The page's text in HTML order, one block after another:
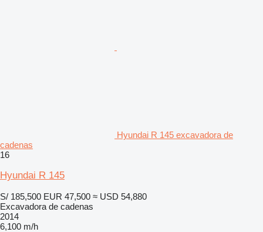
Hyundai R 145 excavadora de
cadenas
16
Hyundai R 145
S/ 185,500 EUR 47,500 ≈ USD 54,880
Excavadora de cadenas
2014
6,100 m/h